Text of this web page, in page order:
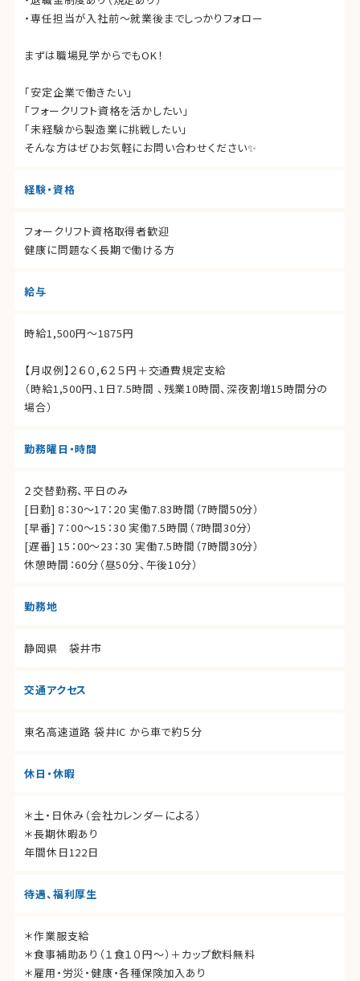
・専任担当が入社前〜就業後までしっかりフォロー
まずは職場見学からでもOK！
「安定企業で働きたい」
「フォークリフト資格を活かしたい」
「未経験から製造業に挑戦したい」
そんな方はぜひお気軽にお問い合わせください✨
経験・資格
フォークリフト資格取得者歓迎
健康に問題なく長期で働ける方
給与
時給1,500円〜1875円
【月収例】２６０,６２５円＋交通費規定支給
（時給1,500円、1日7.5時間 、残業10時間、深夜割増15時間分の
場合）
勤務曜日・時間
２交替勤務、平日のみ
[日勤] 8：30～17：20 実働7.83時間（7時間50分）
[早番] 7：00～15：30 実働7.5時間（7時間30分）
[遅番] 15：00～23：30 実働7.5時間（7時間30分）
休憩時間：60分（昼50分、午後10分）
勤務地
静岡県 袋井市
交通アクセス
東名高速道路 袋井IC から車で約５分
休日・休暇
＊土・日休み（会社カレンダーによる）
＊長期休暇あり
年間休日122日
待遇、福利厚生
＊作業服支給
＊食事補助あり（１食１０円～）＋カップ飲料無料
＊雇用・労災・健康・各種保険加入あり